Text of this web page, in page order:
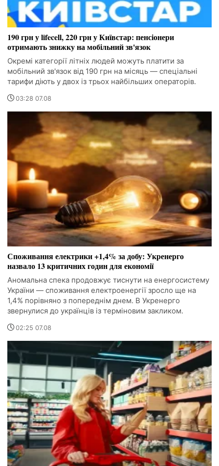
190 грн у lifecell, 220 грн у Київстар: пенсіонери
отримають знижку на мобільний зв'язок
Окремі категорії літніх людей можуть платити за
мобільний зв'язок від 190 грн на місяць — спеціальні
тарифи діють у двох із трьох найбільших операторів.
03:28 07.08
Споживання електрики +1,4% за добу: Укренерго
назвало 13 критичних годин для економії
Аномальна спека продовжує тиснути на енергосистему
України — споживання електроенергії зросло ще на
1,4% порівняно з попереднім днем. В Укренерго
звернулися до українців із терміновим закликом.
02:25 07.08